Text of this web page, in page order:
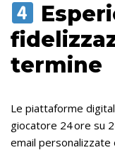
termine
Le piattaforme
giocatore 24 ore su
email personalizzate